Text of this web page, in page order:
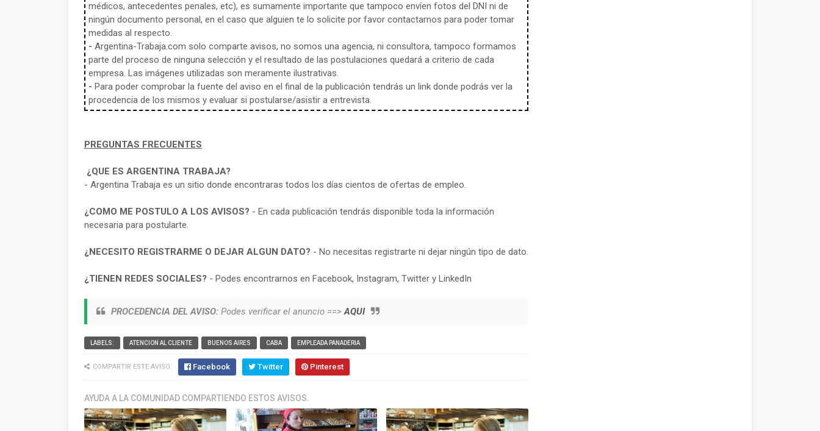
médicos, antecedentes penales, etc), es sumamente importante que tampoco envíen fotos del DNI ni de
ningún documento personal, en el caso que alguien te lo solicite por favor contactarnos para poder tomar
medidas al respecto.
- Argentina-Trabaja.com solo comparte avisos, no somos una agencia, ni consultora, tampoco formamos
parte del proceso de ninguna selección y el resultado de las postulaciones quedará a criterio de cada
empresa. Las imágenes utilizadas son meramente ilustrativas.
- Para poder comprobar la fuente del aviso en el final de la publicación tendrás un link donde podrás ver la
procedencia de los mismos y evaluar si postularse/asistir a entrevista.
PREGUNTAS FRECUENTES
¿QUE ES ARGENTINA TRABAJA?
- Argentina Trabaja es un sitio donde encontraras todos los días cientos de ofertas de empleo.
¿COMO ME POSTULO A LOS AVISOS? - En cada publicación tendrás disponible toda la información
necesaria para postularte.
¿NECESITO REGISTRARME O DEJAR ALGUN DATO? - No necesitas registrarte ni dejar ningún tipo de dato.
¿TIENEN REDES SOCIALES? - Podes encontrarnos en Facebook, Instagram, Twitter y LinkedIn
PROCEDENCIA DEL AVISO: Podes verificar el anuncio ==>AQUI
LABELS: ATENCION AL CLIENTE BUENOS AIRES CABA EMPLEADA PANADERIA
COMPARTIR ESTE AVISO: Facebook Twitter Pinterest
AYUDA A LA COMUNIDAD COMPARTIENDO ESTOS AVISOS.